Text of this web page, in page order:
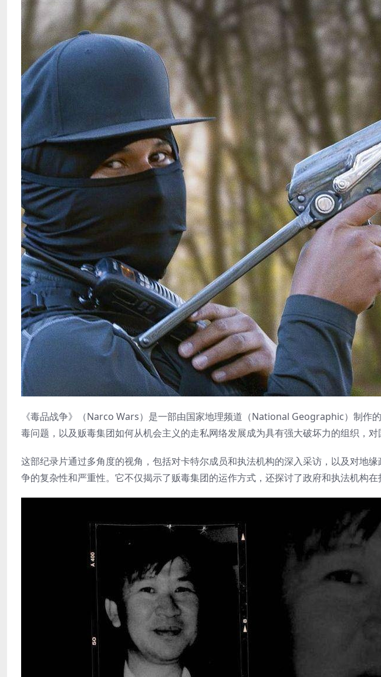
《毒品战争》（Narco Wars）是一部由国家地理频道（National Geographic）制作
毒问题，以及贩毒集团如何从机会主义的走私网络发展成为具有强大破坏力的组织，对
这部纪录片通过多角度的视角，包括对卡特尔成员和执法机构的深入采访，以及对地
争的复杂性和严重性。它不仅揭示了贩毒集团的运作方式，还探讨了政府和执法机构在